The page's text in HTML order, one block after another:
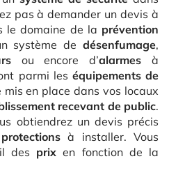
pas à demander un devis à
le domaine de la prévention
système de désenfumage,
ou encore d’alarmes à
parmi les équipements de
en place dans vos locaux
recevant de public.
obtiendrez un devis précis
protectionsà installer. Vous
des prix en fonction de la